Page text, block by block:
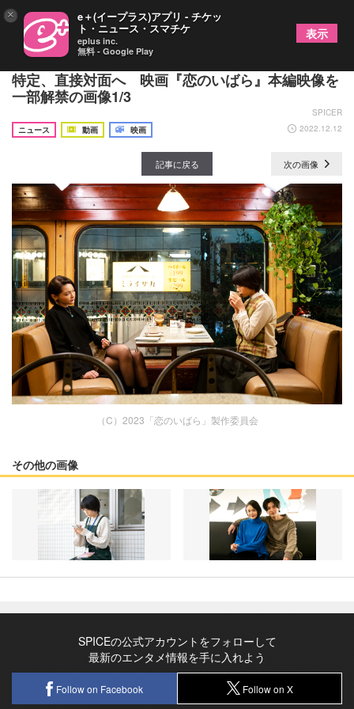
24歳・図書館勤務の元カノがSNSで今カノの身元を
特定、直接対面へ 映画『恋のいばら』本編映像を
一部解禁の画像1/3
SPICER
ニュース
動画 映画 2022.12.12
記事に戻る 次の画像
（C）2023「恋のいばら」製作委員会
その他の画像
SPICEの公式アカウントをフォローして
最新のエンタメ情報を手に入れよう
Follow on Facebook Follow on X
× e＋(イープラス)アプリ - チケッ
ト・ニュース・スマチケ
eplus inc.
無料 - Google Play
表示